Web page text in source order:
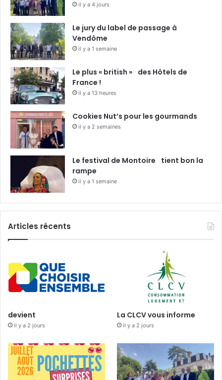
il y a 4 jours
Le jury du label de passage à
Vendôme
il y a 1 semaine
Le plus « british » des Hôtels de
France !
il y a 13 heures
Cookies Nut’s pour les gourmands
il y a 2 semaines
Le festival de Montoire tient bon la
rampe
il y a 1 semaine
Articles récents
devient
il y a 2 jours
La CLCV vous informe
il y a 2 jours